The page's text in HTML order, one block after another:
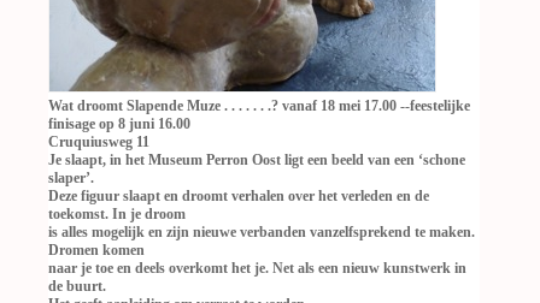
Wat droomt Slapende Muze . . . . . . .? vanaf 18 mei 17.00 --feestelijke
finisage op 8 juni 16.00
Cruquiusweg 11
Je slaapt, in het Museum Perron Oost ligt een beeld van een ‘schone
slaper’.
Deze figuur slaapt en droomt verhalen over het verleden en de
toekomst. In je droom
is alles mogelijk en zijn nieuwe verbanden vanzelfsprekend te maken.
Dromen komen
naar je toe en deels overkomt het je. Net als een nieuw kunstwerk in
de buurt.